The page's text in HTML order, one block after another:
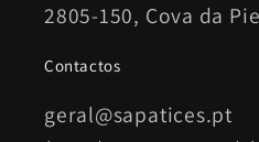
2805-150, Cova da
Contactos
geral@sapatices.pt